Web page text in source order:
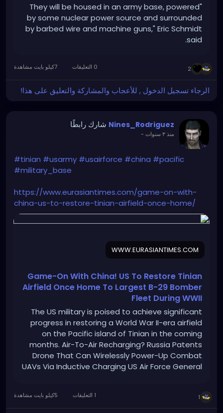
"They will be housed in an army base, powered
by some nuclear power source and surrounded
by barbed wire and machine guns," Eric Schmidt
said.
2
الرجاء تسجيل الدخول , للأعجاب والمشاركة والتعليق على هذا!
Nines_Rodriguez شارك رابطًا
منذ ٣ سنوات -
#tinian #usarmy #usairforce #china #pacific
#military_base
https://www.eurasiantimes.com/game-on-with-
china-us-to-restore-tinian-airfield-once-home/
WWW.EURASIANTIMES.COM
Game-On With China! US To Restore Tinian
Airfield Once Home To Largest B-29 Bomber
Fleet During WWII
The US military is poised to achieve significant
progress in restoring a World War II-era airfield
on the Pacific island of Tinian in the coming
months. Air-To-Air Recharging? Russia Patents
Drone That Can Wirelessly Power-Up Combat
UAVs Via Inductive Charging US Air Force General
1